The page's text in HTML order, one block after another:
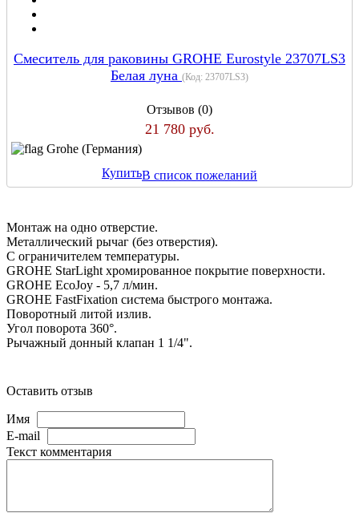
Смеситель для раковины GROHE Eurostyle 23707LS3
Белая луна (Код: 23707LS3)
Отзывов (0)
21 780 руб.
Grohe (Германия)
КупитьВ список пожеланий
Монтаж на одно отверстие.
Металлический рычаг (без отверстия).
С ограничителем температуры.
GROHE StarLight хромированное покрытие поверхности.
GROHE EcoJoy - 5,7 л/мин.
GROHE FastFixation система быстрого монтажа.
Поворотный литой излив.
Угол поворота 360°.
Рычажный донный клапан 1 1/4".
Оставить отзыв
Имя
E-mail
Текст комментария